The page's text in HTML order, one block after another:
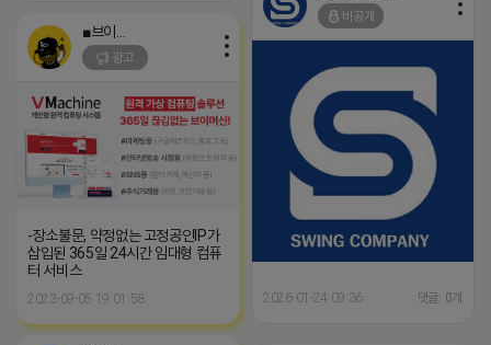
비공개
2026-01-24 09:36 댓글: 0개
광고
-장소불문, 약정없는 고정공인IP가
삽입된 365일 24시간 임대형 컴퓨
터 서비스
2023-09-05 19:01:58